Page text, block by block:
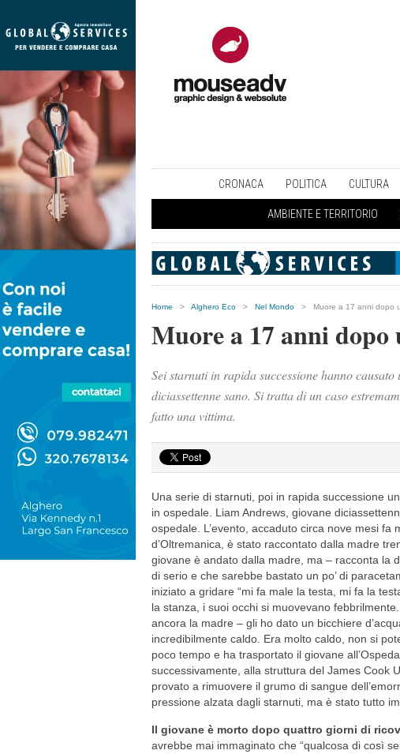
CRONACA POLITICA CULTURA
AMBIENTE E TERRITORIO
Home > Alghero Eco > Nel Mondo > Muore a 17 anni dopo
Muore a 17 anni
Sei starnuti in rapida successione hanno
diciassettenne sano. Si tratta di un caso
fatto una vittima.
Una serie di starnuti, poi in rapida successione
in ospedale. Liam Andrews, giovane
ospedale. L’evento, accaduto circa nove mesi
d’Oltremanica, è stato raccontato dalla madre
giovane è andato dalla madre, ma – racconta la
di serio e che sarebbe bastato un po’ di
iniziato a gridare “mi fa male la testa, mi fa la
la stanza, i suoi occhi si muovevano
ancora la madre – gli ho dato un bicchiere
incredibilmente caldo. Era molto caldo, non si
poco tempo e ha trasportato il giovane
successivamente, alla struttura del James Cook
provato a rimuovere il grumo di sangue
pressione alzata dagli starnuti, ma è stato tutto
Il giovane è morto dopo quattro giorni di
avrebbe mai immaginato che “qualcosa di così